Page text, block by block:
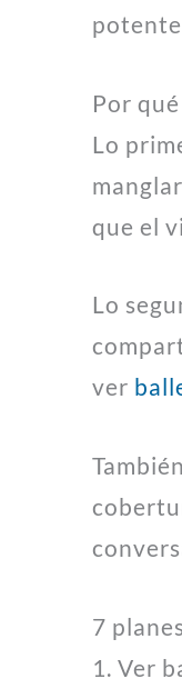
Por
Lo
que el
Lo
ver
7
1. Ver